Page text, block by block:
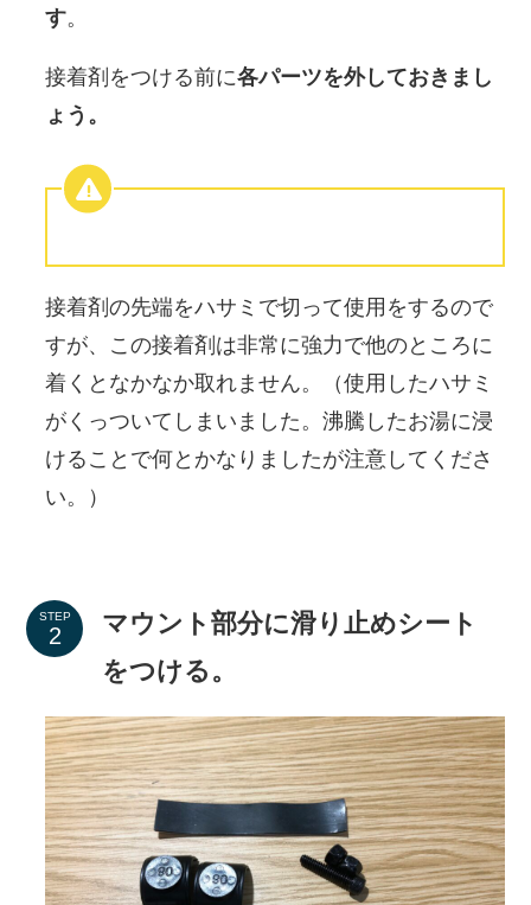
す。
接着剤をつける前に各パーツを外しておきまし
ょう。
接着剤の先端をハサミで切って使用をするので
すが、この接着剤は非常に強力で他のところに
着くとなかなか取れません。（使用したハサミ
がくっついてしまいました。沸騰したお湯に浸
けることで何とかなりましたが注意してくださ
い。）
STEP
マウント部分に滑り止めシート
をつける。